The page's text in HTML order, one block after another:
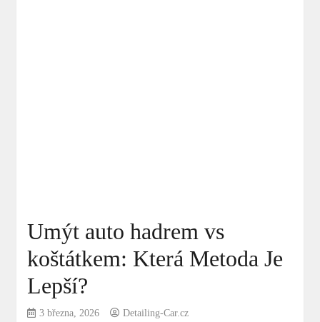
Umýt auto hadrem vs
koštátkem: Která Metoda Je
Lepší?
3 března, 2026 Detailing-Car.cz